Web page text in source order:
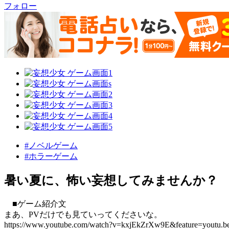
フォロー
#ノベルゲーム
#ホラーゲーム
暑い夏に、怖い妄想してみませんか？
■ゲーム紹介文
まあ、PVだけでも見ていってくださいな。
https://www.youtube.com/